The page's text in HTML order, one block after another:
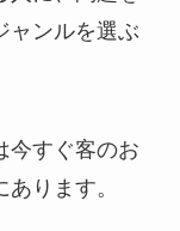
ャンルを選ぶ
今すぐ客のお
ります。